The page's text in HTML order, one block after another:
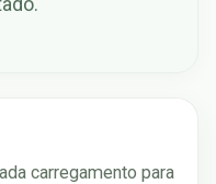
carregamento para